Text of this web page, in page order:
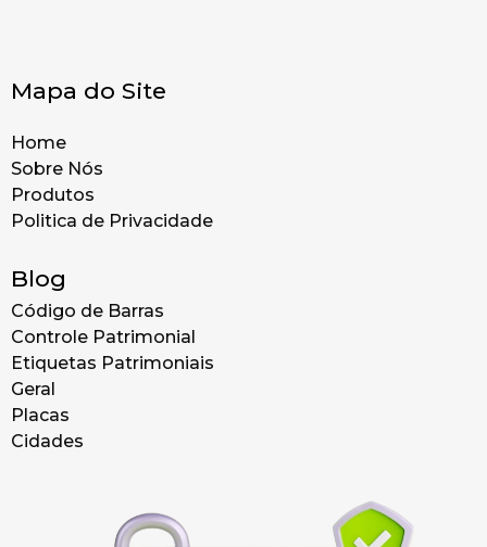
Mapa do Site
Home
Sobre Nós
Produtos
Politica de Privacidade
Blog
Código de Barras
Controle Patrimonial
Etiquetas Patrimoniais
Geral
Placas
Cidades